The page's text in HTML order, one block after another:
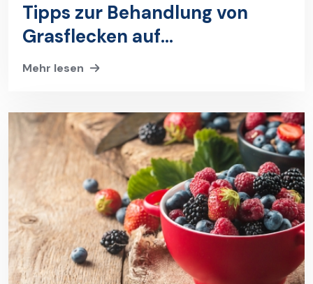
Tipps zur Behandlung von
Grasflecken auf
Kleidungsstücken
Mehr lesen